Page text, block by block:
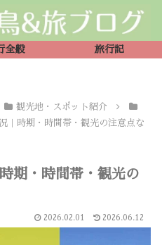
全般 旅行記
観光地・スポット紹介
｜時期・時間帯・観光の注意点な
期・時間帯・観光の
2026.02.01 2026.06.12